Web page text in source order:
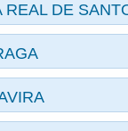
REAL DE